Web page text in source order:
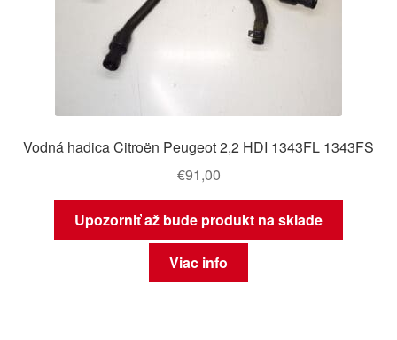
Vodná hadica Citroën Peugeot 2,2 HDI 1343FL 1343FS
€91,00
Upozorniť až bude produkt na sklade
Viac info